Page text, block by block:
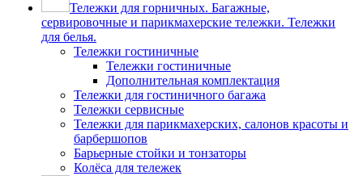
Тележки для горничных. Багажные,
сервировочные и парикмахерские тележки. Тележки
для белья.
Тележки гостиничные
Тележки гостиничные
Дополнительная комплектация
Тележки для гостиничного багажа
Тележки сервисные
Тележки для парикмахерских, салонов красоты и
барбершопов
Барьерные стойки и тонзаторы
Колёса для тележек